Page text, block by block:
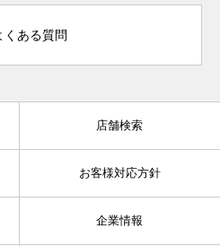
くある質問
店舗検索
お客様対応方針
企業情報